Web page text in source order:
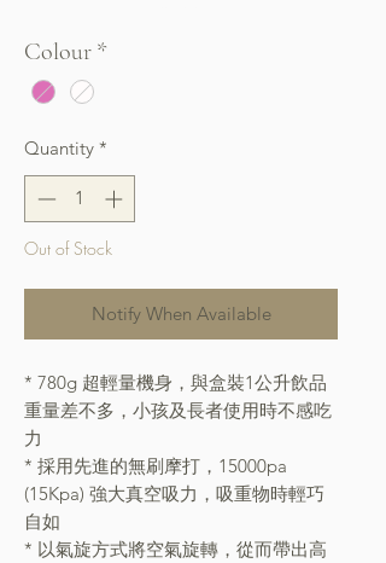
Colour *
Quantity *
Out of Stock
Notify When Available
* 780g 超輕量機身，與盒裝1公升飲品
重量差不多，小孩及長者使用時不感吃
力
* 採用先進的無刷摩打，15000pa
(15Kpa) 強大真空吸力，吸重物時輕巧
自如
* 以氣旋方式將空氣旋轉，從而帶出高